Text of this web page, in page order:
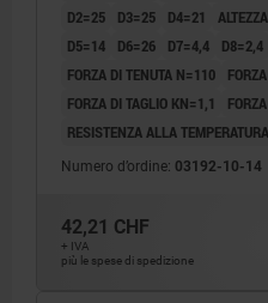
1) Possibilità di
D2=25
D3=25 D4=21
D5=14
D6=26 D7=4,4 D8=2,4
FORZA DI TENUTA N=110
FORZA DI TAGLIO KN=1,1
RESISTENZA ALLA
Numero d’ordine: 03192-10-14
42,21 CHF
+ IVA
più le spese di spedizione